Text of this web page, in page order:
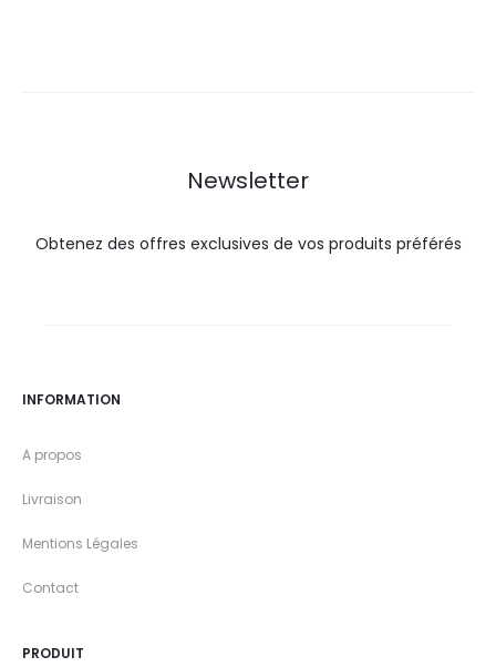
Newsletter
Obtenez des offres exclusives de vos produits préférés
INFORMATION
A propos
Livraison
Mentions Légales
Contact
PRODUIT